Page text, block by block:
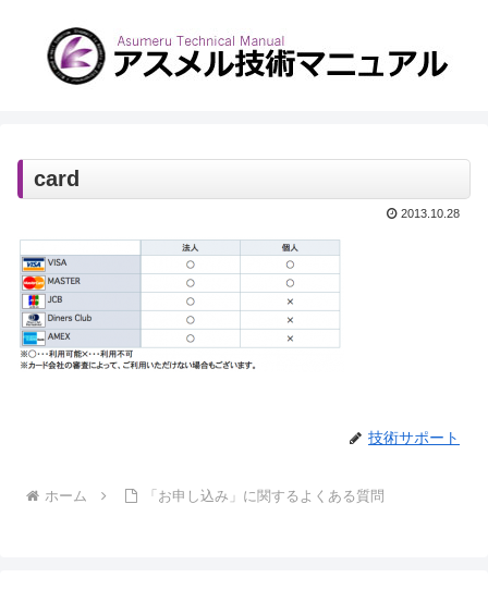
card
2013.10.28
技術サポート
ホーム 「お申し込み」に関するよくある質問